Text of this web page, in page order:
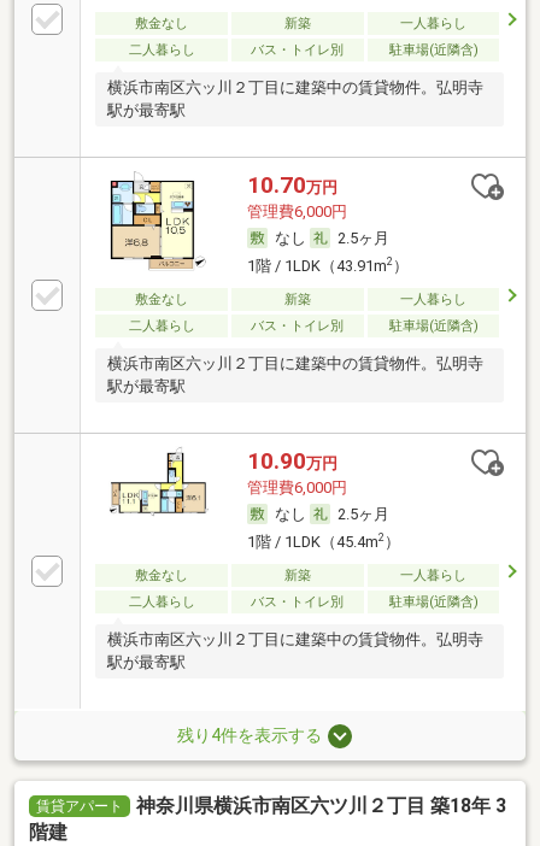
敷金なし 新築
一人暮らし
二人暮らし
バス・トイレ別 駐車場(近隣含)
横浜市南区六ッ川２丁目に建築中の賃貸物件。弘明寺
駅が最寄駅
10.70万円
管理費6,000円
なし
2.5ヶ月
1階 / 1LDK（43.91m2）
敷金なし 新築
一人暮らし
二人暮らし
バス・トイレ別 駐車場(近隣含)
横浜市南区六ッ川２丁目に建築中の賃貸物件。弘明寺
駅が最寄駅
10.90万円
管理費6,000円
なし
2.5ヶ月
1階 / 1LDK（45.4m2）
敷金なし 新築
一人暮らし
二人暮らし
バス・トイレ別 駐車場(近隣含)
横浜市南区六ッ川２丁目に建築中の賃貸物件。弘明寺
駅が最寄駅
残り4件を表示する
賃貸アパート
神奈川県横浜市南区六ツ川２丁目 築18年 3
階建